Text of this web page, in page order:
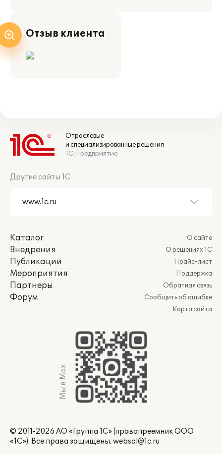
Отзыв клиента
Отраслевые
и специализированные решения
1С:Предприятие
Другие сайты 1С
Каталог
Внедрения
Публикации
Мероприятия
Партнеры
Форум
О сайте
О решениях 1С
Прайс-лист
Поддержка
Обратная связь
Сообщить об ошибке
Карта сайта
Мы в Max
© 2011-2026 АО «Группа 1С» (правопреемник ООО
«1С»). Все права защищены. websol@1c.ru